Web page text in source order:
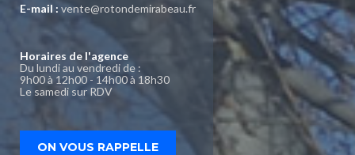
E-mail : vente@rotondemirabeau.fr
Horaires de l'agence
Du lundi au vendredi de :
9h00 à 12h00 - 14h00 à 18h30
Le samedi sur RDV
ON VOUS RAPPELLE